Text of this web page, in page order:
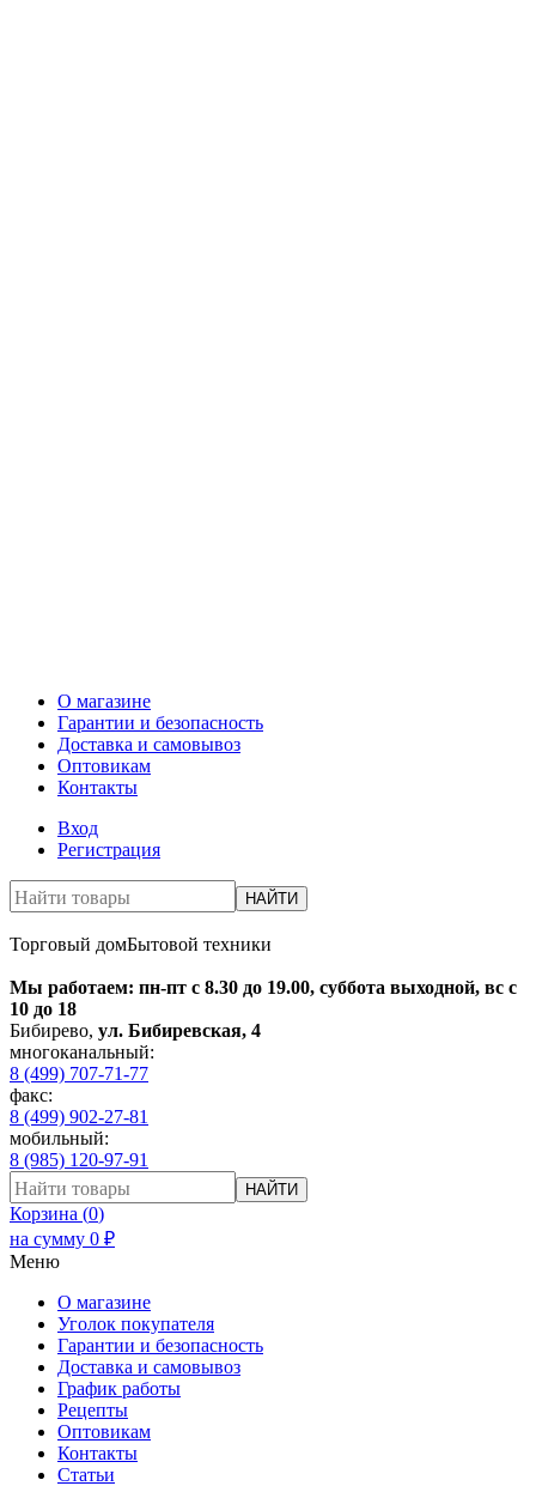
О магазине
Гарантии и безопасность
Доставка и самовывоз
Оптовикам
Контакты
Вход
Регистрация
НАЙТИ
Торговый домБытовой техники
Мы работаем: пн-пт с 8.30 до 19.00, суббота выходной, вс с
10 до 18
Бибирево, ул. Бибиревская, 4
многоканальный:
8 (499) 707-71-77
факс:
8 (499) 902-27-81
мобильный:
8 (985) 120-97-91
НАЙТИ
Корзина (0)
на сумму 0 ₽
Меню
О магазине
Уголок покупателя
Гарантии и безопасность
Доставка и самовывоз
График работы
Рецепты
Оптовикам
Контакты
Статьи